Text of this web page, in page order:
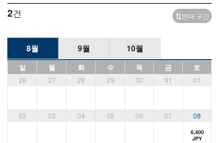
2건 반대 구간
8월 9월 10월
일 월 화 수 목 금
토
26
27 28 29 30 31 01
02 03 04 05 06 07 08
6,400
JPY